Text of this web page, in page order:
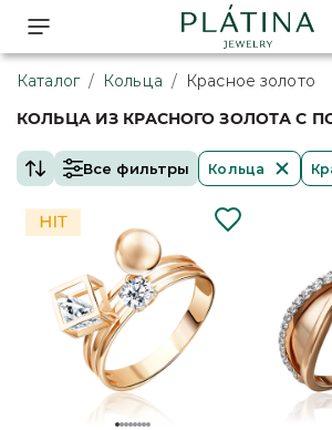
Каталог / Кольца / Красное золото
КОЛЬЦА ИЗ КРАСНОГО ЗОЛОТА С
Все фильтры Кольца